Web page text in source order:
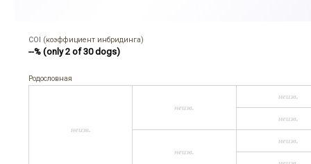
COI (коэффициент инбридинга)
--% (only 2 of 30 dogs)
Родословная
неизв.
неизв.
неизв.
неизв.
неизв.
неизв.